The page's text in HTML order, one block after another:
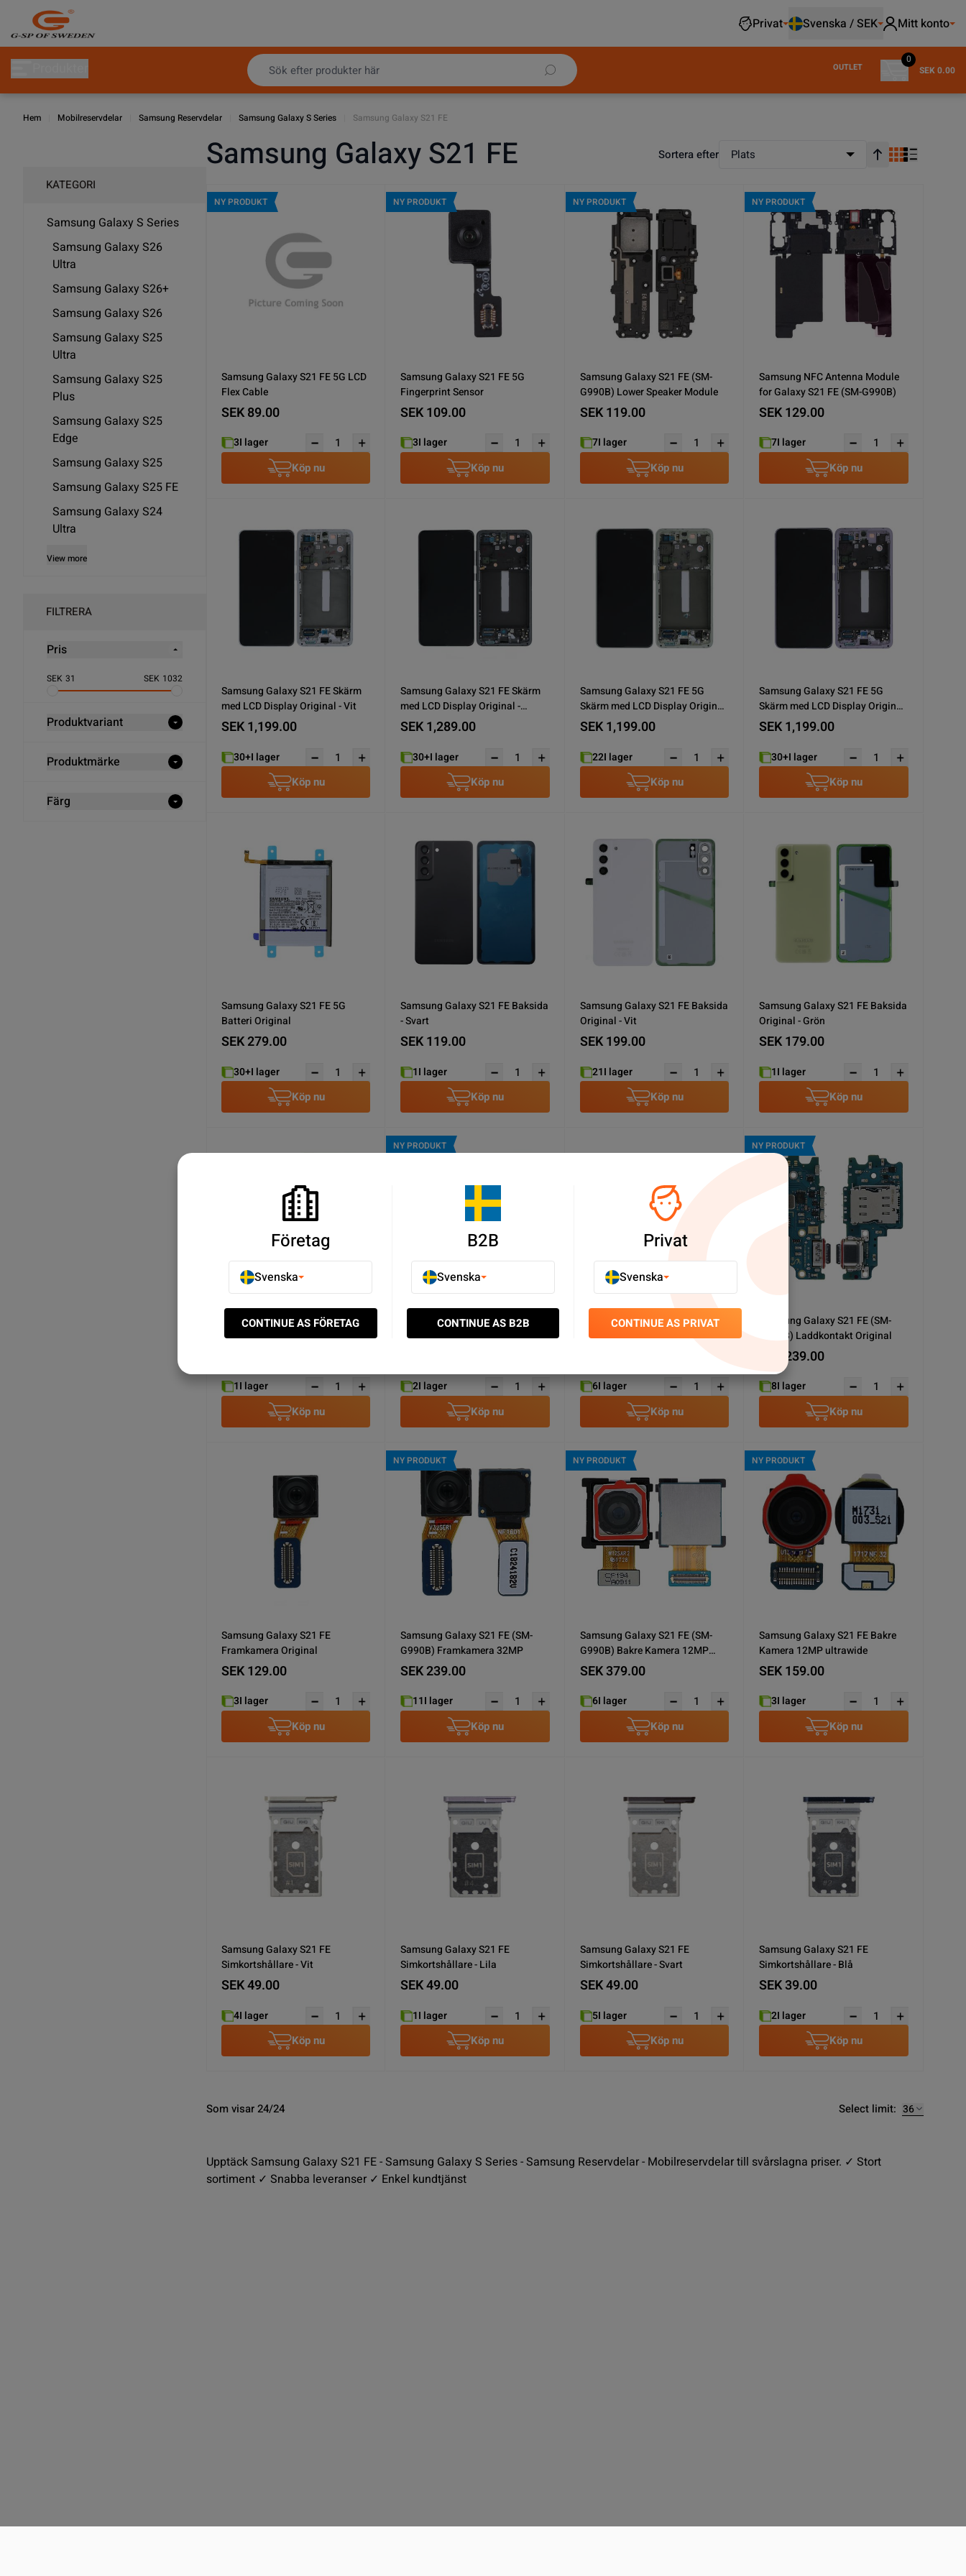
Hoppa till innehållet
Privat
Svenska / SEK Mitt konto
OUTLET
0
SEK 0.00
Hem Mobilreservdelar Samsung Reservdelar Samsung Galaxy S Series Samsung Galaxy S21 FE
KATEGORI
Samsung Galaxy S Series
Samsung Galaxy S26
Ultra
Samsung Galaxy S26+
Samsung Galaxy S26
Samsung Galaxy S25
Ultra
Samsung Galaxy S25
Plus
Samsung Galaxy S25
Edge
Samsung Galaxy S25
Samsung Galaxy S25 FE
Samsung Galaxy S24
Ultra
View more
FILTRERA
Pris
SEK 31 SEK 1032
Produktvariant
Produktmärke
Färg
Samsung Galaxy S21 FE Sortera efter Plats Stigande ordning
NY PRODUKT
Samsung Galaxy S21 FE 5G LCD
Flex Cable
SEK 89.00
3I lager
Köp nu
NY PRODUKT
Samsung Galaxy S21 FE 5G
Fingerprint Sensor
SEK 109.00
3I lager
Köp nu
NY PRODUKT
Samsung Galaxy S21 FE (SM-
G990B) Lower Speaker Module
SEK 119.00
7I lager
Köp nu
NY PRODUKT
Samsung NFC Antenna Module
for Galaxy S21 FE (SM-G990B)
SEK 129.00
7I lager
Köp nu
Samsung Galaxy S21 FE Skärm
med LCD Display Original - Vit
SEK 1,199.00
30+I lager
Köp nu
Samsung Galaxy S21 FE Skärm
med LCD Display Original -
Grafit/Svart
SEK 1,289.00
30+I lager
Köp nu
Samsung Galaxy S21 FE 5G
Skärm med LCD Display Original
- Grön
SEK 1,199.00
22I lager
Köp nu
Samsung Galaxy S21 FE 5G
Skärm med LCD Display Original
- Lavendel
SEK 1,199.00
30+I lager
Köp nu
Samsung Galaxy S21 FE 5G
Batteri Original
SEK 279.00
30+I lager
Köp nu
Samsung Galaxy S21 FE Baksida
- Svart
SEK 119.00
1I lager
Köp nu
Samsung Galaxy S21 FE Baksida
Original - Vit
SEK 199.00
21I lager
Köp nu
Samsung Galaxy S21 FE Baksida
Original - Grön
SEK 179.00
1I lager
Köp nu
Samsung Galaxy S21 FE Baksida
Original - Grå
1I lager
Köp nu
NY PRODUKT
Samsung Galaxy S21 FE (SM-
G990B) Baksida Original - Grafit
2I lager
Köp nu
Samsung S21 FE Laddkontakt
Modul
6I lager
Köp nu
NY PRODUKT
Samsung Galaxy S21 FE (SM-
G990B) Laddkontakt Original
SEK 239.00
8I lager
Köp nu
Samsung Galaxy S21 FE
Framkamera Original
SEK 129.00
3I lager
Köp nu
NY PRODUKT
Samsung Galaxy S21 FE (SM-
G990B) Framkamera 32MP
SEK 239.00
11I lager
Köp nu
NY PRODUKT
Samsung Galaxy S21 FE (SM-
G990B) Bakre Kamera 12MP
wide
SEK 379.00
6I lager
Köp nu
NY PRODUKT
Samsung Galaxy S21 FE Bakre
Kamera 12MP ultrawide
SEK 159.00
3I lager
Köp nu
Samsung Galaxy S21 FE
Simkortshållare - Vit
SEK 49.00
4I lager
Köp nu
Samsung Galaxy S21 FE
Simkortshållare - Lila
SEK 49.00
1I lager
Köp nu
Samsung Galaxy S21 FE
Simkortshållare - Svart
SEK 49.00
5I lager
Köp nu
Samsung Galaxy S21 FE
Simkortshållare - Blå
SEK 39.00
2I lager
Köp nu
Som visar 24/24 Select limit:
Upptäck Samsung Galaxy S21 FE - Samsung Galaxy S Series - Samsung Reservdelar - Mobilreservdelar till svårslagna priser. ✓ Stort
sortiment ✓ Snabba leveranser ✓ Enkel kundtjänst
Företag
Svenska
CONTINUE AS FÖRETAG
B2B
Svenska
CONTINUE AS B2B
Privat
Svenska
CONTINUE AS PRIVAT